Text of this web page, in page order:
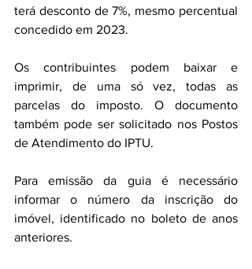
terá desconto de 7%, mesmo percentual
concedido em 2023.
Os contribuintes podem baixar e
imprimir, de uma só vez, todas as
parcelas do imposto. O documento
também pode ser solicitado nos Postos
de Atendimento do IPTU.
Para emissão da guia é necessário
informar o número da inscrição do
imóvel, identificado no boleto de anos
anteriores.